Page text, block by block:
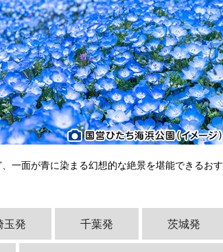
一面が青に染まる幻想的な絶景を堪能できるおす
玉発 千葉発 茨城発